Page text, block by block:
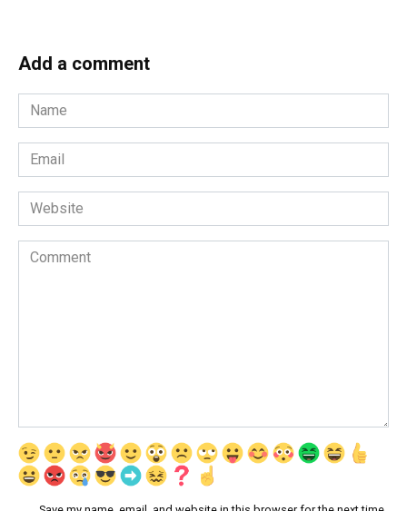
Add a comment
Name
*
Email
*
Website
Comment